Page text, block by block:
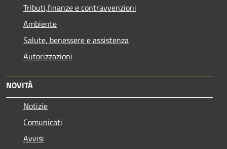
Tributi,finanze e contravvenzioni
Ambiente
Salute, benessere e assistenza
Autorizzazioni
NOVITÀ
Notizie
Comunicati
Avvisi